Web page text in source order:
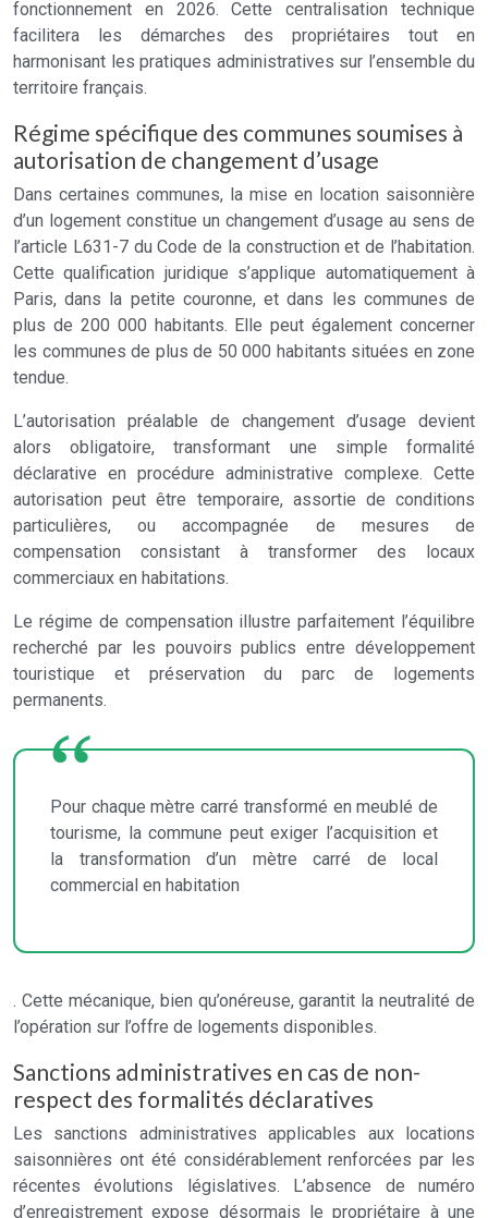
fonctionnement en 2026. Cette centralisation technique
facilitera les démarches des propriétaires tout en
harmonisant les pratiques administratives sur l’ensemble du
territoire français.
Régime spécifique des communes soumises à
autorisation de changement d’usage
Dans certaines communes, la mise en location saisonnière
d’un logement constitue un changement d’usage au sens de
l’article L631-7 du Code de la construction et de l’habitation.
Cette qualification juridique s’applique automatiquement à
Paris, dans la petite couronne, et dans les communes de
plus de 200 000 habitants. Elle peut également concerner
les communes de plus de 50 000 habitants situées en zone
tendue.
L’autorisation préalable de changement d’usage devient
alors obligatoire, transformant une simple formalité
déclarative en procédure administrative complexe. Cette
autorisation peut être temporaire, assortie de conditions
particulières, ou accompagnée de mesures de
compensation consistant à transformer des locaux
commerciaux en habitations.
Le régime de compensation illustre parfaitement l’équilibre
recherché par les pouvoirs publics entre développement
touristique et préservation du parc de logements
permanents.
Pour chaque mètre carré transformé en meublé de
tourisme, la commune peut exiger l’acquisition et
la transformation d’un mètre carré de local
commercial en habitation
. Cette mécanique, bien qu’onéreuse, garantit la neutralité de
l’opération sur l’offre de logements disponibles.
Sanctions administratives en cas de non-
respect des formalités déclaratives
Les sanctions administratives applicables aux locations
saisonnières ont été considérablement renforcées par les
récentes évolutions législatives. L’absence de numéro
d’enregistrement expose désormais le propriétaire à une